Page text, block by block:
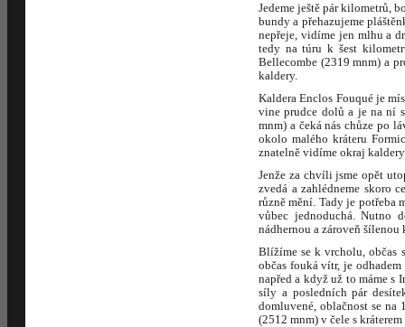
Jedeme ještě pár kilometrů,
bundy a přehazujeme
nepřeje, vidíme jen mlhu a
tedy na túru k šest
Bellecombe (2319 mnm) a
kaldery.
Kaldera Enclos Fouqué je
vine prudce dolů a je na ní
mnm) a čeká nás chůze po
okolo malého kráteru
znatelně vidíme okraj kaldery
Jenže za chvíli jsme opět
zvedá a zahlédneme skoro
různě mění. Tady je potřeba
vůbec jednoduchá. Nutno
nádhernou a zároveň
Blížíme se k vrcholu, občas
občas fouká vítr, je
napřed a když už to máme s
síly a posledních pár
domluvené, oblačnost se na
(2512 mnm) v čele s